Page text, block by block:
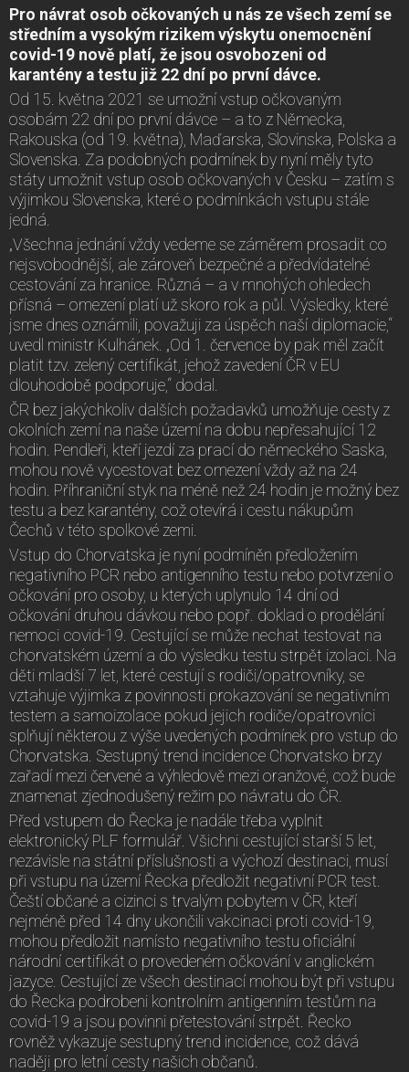
Pro návrat osob očkovaných u nás ze všech zemí se
středním a vysokým rizikem výskytu onemocnění
covid-19 nově platí, že jsou osvobozeni od
karantény a testu již 22 dní po první dávce.
Od 15. května 2021 se umožní vstup očkovaným
osobám 22 dní po první dávce – a to z Německa,
Rakouska (od 19. května), Maďarska, Slovinska, Polska a
Slovenska. Za podobných podmínek by nyní měly tyto
státy umožnit vstup osob očkovaných v Česku – zatím s
výjimkou Slovenska, které o podmínkách vstupu stále
jedná.
„Všechna jednání vždy vedeme se záměrem prosadit co
nejsvobodnější, ale zároveň bezpečné a předvídatelné
cestování za hranice. Různá – a v mnohých ohledech
přísná – omezení platí už skoro rok a půl. Výsledky, které
jsme dnes oznámili, považuji za úspěch naší diplomacie,“
uvedl ministr Kulhánek. „Od 1. července by pak měl začít
platit tzv. zelený certifikát, jehož zavedení ČR v EU
dlouhodobě podporuje,“ dodal.
ČR bez jakýchkoliv dalších požadavků umožňuje cesty z
okolních zemí na naše území na dobu nepřesahující 12
hodin. Pendleři, kteří jezdí za prací do německého Saska,
mohou nově vycestovat bez omezení vždy až na 24
hodin. Příhraniční styk na méně než 24 hodin je možný bez
testu a bez karantény, což otevírá i cestu nákupům
Čechů v této spolkové zemi.
Vstup do Chorvatska je nyní podmíněn předložením
negativního PCR nebo antigenního testu nebo potvrzení o
očkování pro osoby, u kterých uplynulo 14 dní od
očkování druhou dávkou nebo popř. doklad o prodělání
nemoci covid-19. Cestující se může nechat testovat na
chorvatském území a do výsledku testu strpět izolaci. Na
děti mladší 7 let, které cestují s rodiči/opatrovníky, se
vztahuje výjimka z povinnosti prokazování se negativním
testem a samoizolace pokud jejich rodiče/opatrovníci
splňují některou z výše uvedených podmínek pro vstup do
Chorvatska. Sestupný trend incidence Chorvatsko brzy
zařadí mezi červené a výhledově mezi oranžové, což bude
znamenat zjednodušený režim po návratu do ČR.
Před vstupem do Řecka je nadále třeba vyplnit
elektronický PLF formulář. Všichni cestující starší 5 let,
nezávisle na státní příslušnosti a výchozí destinaci, musí
při vstupu na území Řecka předložit negativní PCR test.
Čeští občané a cizinci s trvalým pobytem v ČR, kteří
nejméně před 14 dny ukončili vakcinaci proti covid-19,
mohou předložit namísto negativního testu oficiální
národní certifikát o provedeném očkování v anglickém
jazyce. Cestující ze všech destinací mohou být při vstupu
do Řecka podrobeni kontrolním antigenním testům na
covid-19 a jsou povinni přetestování strpět. Řecko
rovněž vykazuje sestupný trend incidence, což dává
naději pro letní cesty našich občanů.